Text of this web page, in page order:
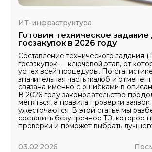
ИТ-инфраструктура
Готовим техническое задание
госзакупок в 2026 году
Составление технического задания
госзакупок — ключевой этап, от
успех всей процедуры. По
значительная часть жалоб и
связана именно с ошибками в
В 2026 году законодательство
меняться, а правила проверки заявок
ужесточаются. В этой статье мы
составить безупречное ТЗ, которое
проверки и поможет выбрать
03.02.2026